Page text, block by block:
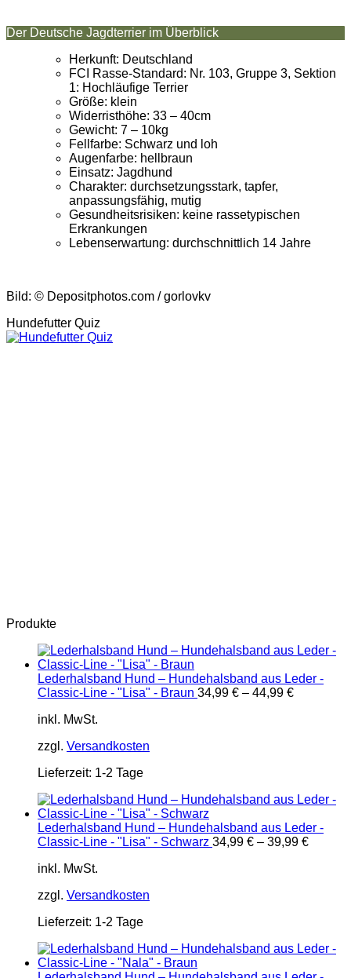
Der Deutsche Jagdterrier im Überblick
Herkunft: Deutschland
FCI Rasse-Standard: Nr. 103, Gruppe 3, Sektion
1: Hochläufige Terrier
Größe: klein
Widerristhöhe: 33 – 40cm
Gewicht: 7 – 10kg
Fellfarbe: Schwarz und loh
Augenfarbe: hellbraun
Einsatz: Jagdhund
Charakter: durchsetzungsstark, tapfer,
anpassungsfähig, mutig
Gesundheitsrisiken: keine rassetypischen
Erkrankungen
Lebenserwartung: durchschnittlich 14 Jahre
Bild: © Depositphotos.com / gorlovkv
Hundefutter Quiz
Produkte
Lederhalsband Hund – Hundehalsband aus Leder -
Classic-Line - "Lisa" - Braun 34,99 € – 44,99 €
inkl. MwSt.
zzgl. Versandkosten
Lieferzeit: 1-2 Tage
Lederhalsband Hund – Hundehalsband aus Leder -
Classic-Line - "Lisa" - Schwarz 34,99 € – 39,99 €
inkl. MwSt.
zzgl. Versandkosten
Lieferzeit: 1-2 Tage